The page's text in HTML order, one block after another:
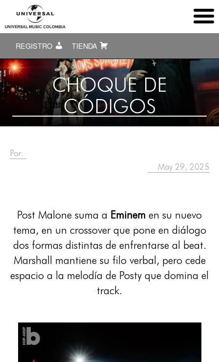
REGISTRO TIENDA
CHOQUE DE
CÓDIGOS
Por:
May 29, 2025
Post Malone suma a Eminem en su nuevo
tema, en un crossover que pone en diálogo
dos formas distintas de enfrentarse al beat.
Marshall mantiene su filo verbal, pero cede
espacio a la melodía de Posty que domina el
track.